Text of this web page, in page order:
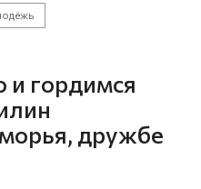
и гордимся
дружбе